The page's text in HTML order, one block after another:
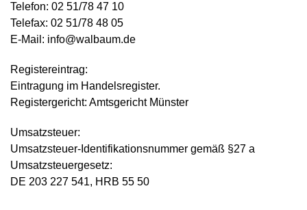
Telefon: 02 51/78 47 10
Telefax: 02 51/78 48 05
E-Mail: info@walbaum.de
Registereintrag:
Eintragung im Handelsregister.
Registergericht: Amtsgericht Münster
Umsatzsteuer:
Umsatzsteuer-Identifikationsnummer gemäß §27 a
Umsatzsteuergesetz:
DE 203 227 541, HRB 55 50